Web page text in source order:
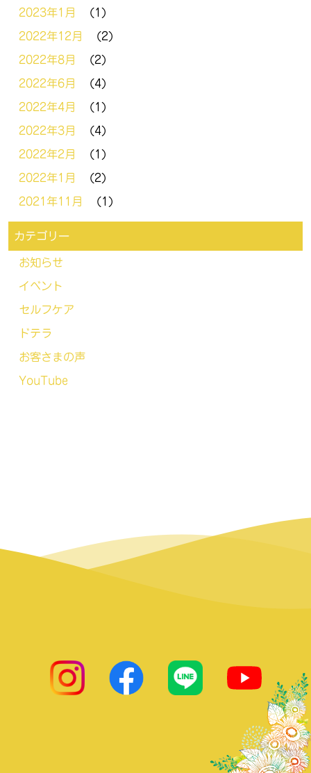
2023年1月 (1)
2022年12月 (2)
2022年8月 (2)
2022年6月 (4)
2022年4月 (1)
2022年3月 (4)
2022年2月 (1)
2022年1月 (2)
2021年11月 (1)
カテゴリー
お知らせ
イベント
セルフケア
ドテラ
お客さまの声
YouTube
insta facebook LINE